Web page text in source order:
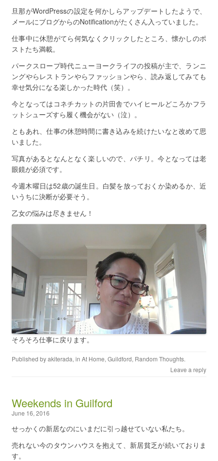
旦那がWordPressの設定を何かしらアップデートしたようで、
メールにブログからのNotificationがたくさん入っていました。
仕事中に休憩がてら何気なくクリックしたところ、懐かしのポ
ストたち満載。
パークスロープ時代ニューヨークライフの投稿が主で、ランニ
ングやらレストランやらファッションやら、読み返してみても
幸せ気分になる楽しかった時代（笑）。
今となってはコネチカットの片田舎でハイヒールどころかフラ
ットシューズすら履く機会がない（泣）。
ともあれ、仕事の休憩時間に書き込みを続けたいなと改めて思
いました。
写真があるとなんとなく楽しいので、パチリ。今となっては老
眼鏡が必須です。
今週木曜日は52歳の誕生日。白髪を放っておくか染めるか、近
いうちに決断が必要そう。
乙女の悩みは尽きません！
そろそろ仕事に戻ります。
Published byakiterada, in At Home, Guildford, Random Thoughts.
Leave a reply
Weekends in Guilford
June 16, 2016
せっかくの新居なのにいまだに引っ越せていない私たち。
売れない今のタウンハウスを抱えて、新居貧乏が続いておりま
す。